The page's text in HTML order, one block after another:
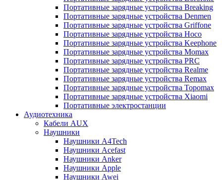
Портативные зарядные устройства Breaking
Портативные зарядные устройства Denmen
Портативные зарядные устройства Griffone
Портативные зарядные устройства Hoco
Портативные зарядные устройства Keephone
Портативные зарядные устройства Momax
Портативные зарядные устройства PRC
Портативные зарядные устройства Realme
Портативные зарядные устройства Remax
Портативные зарядные устройства Topomax
Портативные зарядные устройства Xiaomi
Портативные электростанции
Аудиотехника
Кабели AUX
Наушники
Наушники A4Tech
Наушники Acefast
Наушники Anker
Наушники Apple
Наушники Awei